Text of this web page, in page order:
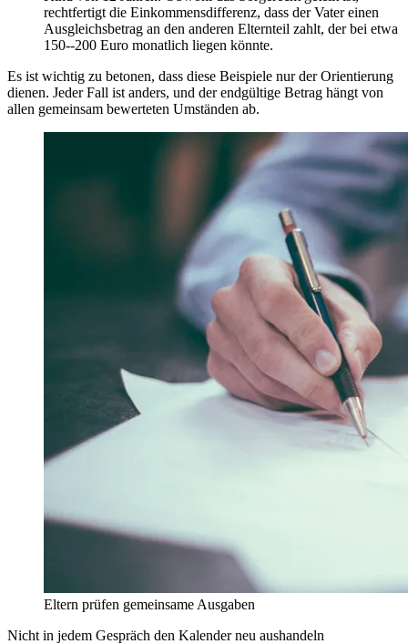
rechtfertigt die Einkommensdifferenz, dass der Vater einen
Ausgleichsbetrag an den anderen Elternteil zahlt, der bei etwa
150--200 Euro monatlich liegen könnte.
Es ist wichtig zu betonen, dass diese Beispiele nur der Orientierung
dienen. Jeder Fall ist anders, und der endgültige Betrag hängt von
allen gemeinsam bewerteten Umständen ab.
Eltern prüfen gemeinsame Ausgaben
Nicht in jedem Gespräch den Kalender neu aushandeln